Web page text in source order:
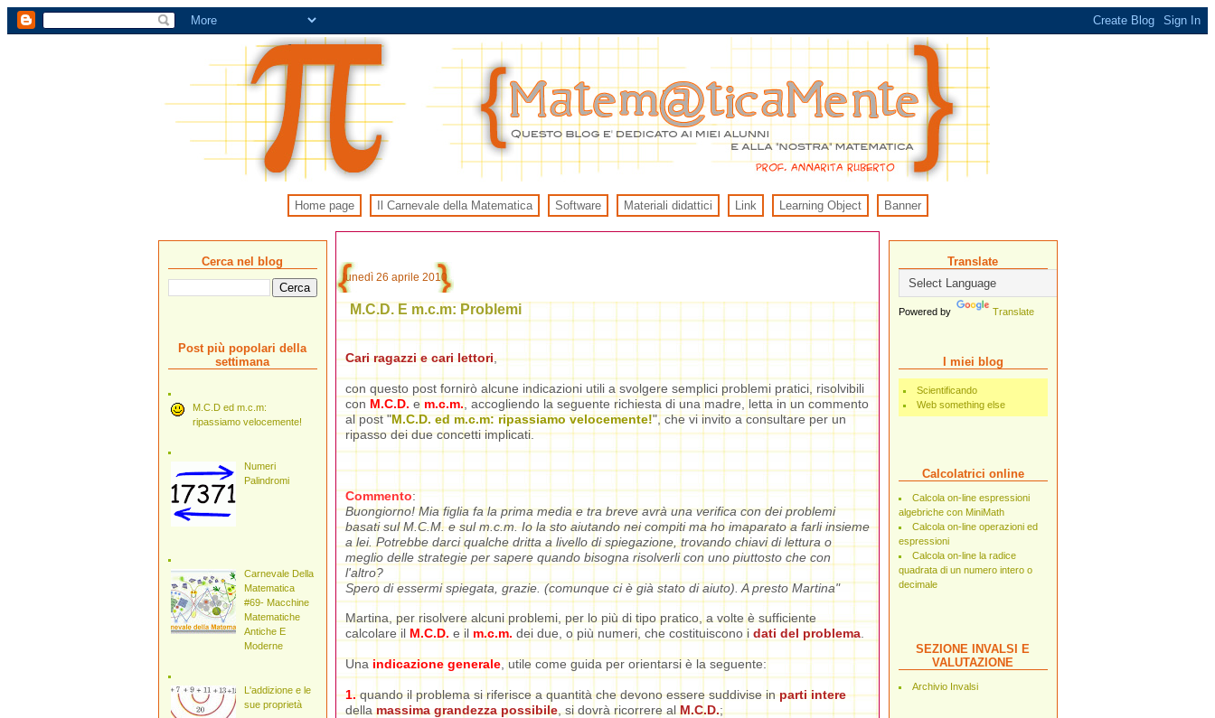
Home page Il Carnevale della Matematica Software Materiali didattici Link Learning Object Banner
Translate
Powered by Translate
I miei blog
Scientificando
Web something else
Calcolatrici online
Calcola on-line espressioni
algebriche con MiniMath
Calcola on-line operazioni ed
espressioni
Calcola on-line la radice
quadrata di un numero intero o
decimale
SEZIONE INVALSI E
VALUTAZIONE
Archivio Invalsi
lunedì 26 aprile 2010
M.C.D. E m.c.m: Problemi
Cari ragazzi e cari lettori,
con questo post fornirò alcune indicazioni utili a svolgere semplici problemi pratici, risolvibili
con M.C.D. e m.c.m. , accogliendo la seguente richiesta di una madre, letta in un commento
al post "M.C.D. ed m.c.m: ripassiamo velocemente!", che vi invito a consultare per un
ripasso dei due concetti implicati.
Commento:
Buongiorno! Mia figlia fa la prima media e tra breve avrà una verifica con dei problemi
basati sul M.C.M. e sul m.c.m. Io la sto aiutando nei compiti ma ho imaparato a farli insieme
a lei. Potrebbe darci qualche dritta a livello di spiegazione, trovando chiavi di lettura o
meglio delle strategie per sapere quando bisogna risolverli con uno piuttosto che con
l'altro?
Spero di essermi spiegata, grazie. (comunque ci è già stato di aiuto). A presto Martina"
Martina, per risolvere alcuni problemi, per lo più di tipo pratico, a volte è sufficiente
calcolare il M.C.D. e il m.c.m. dei due, o più numeri, che costituiscono i dati del problema.
Unaindicazione generale, utile come guida per orientarsi è la seguente:
1.quando il problema si riferisce a quantità che devono essere suddivise inparti intere
dellamassima grandezza possibile, si dovrà ricorrere alM.C.D.;
Cerca nel blog
Post più popolari della
settimana
M.C.D ed m.c.m:
ripassiamo velocemente!
Numeri
Palindromi
Carnevale Della
Matematica
#69- Macchine
Matematiche
Antiche E
Moderne
L'addizione e le
sue proprietà